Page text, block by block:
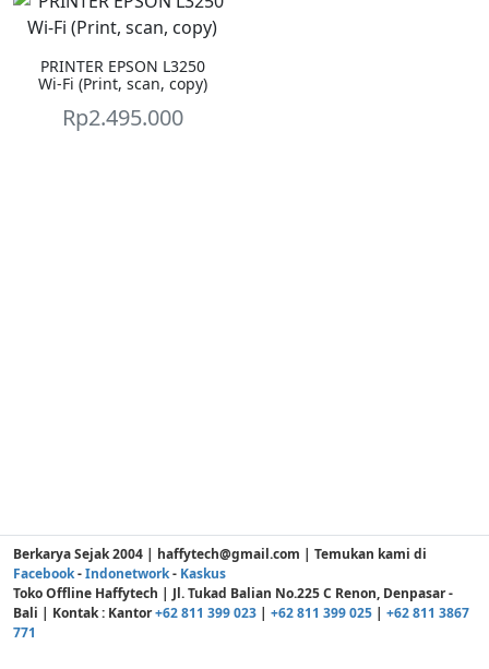
PRINTER EPSON L3250
Wi-Fi (Print, scan, copy)
Rp2.495.000
Berkarya Sejak 2004 | haffytech@gmail.com | Temukan kami di
Facebook-Indonetwork- Kaskus
Toko Offline Haffytech | Jl. Tukad Balian No.225 C Renon, Denpasar -
Bali | Kontak : Kantor+62 811 399 023 | +62 811 399 025 | +62 811 3867
771